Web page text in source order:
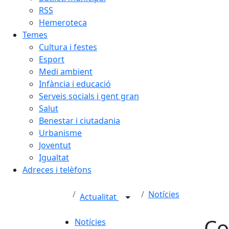
RSS
Hemeroteca
Temes
Cultura i festes
Esport
Medi ambient
Infància i educació
Serveis socials i gent gran
Salut
Benestar i ciutadania
Urbanisme
Joventut
Igualtat
Adreces i telèfons
Actualitat Notícies
Notícies